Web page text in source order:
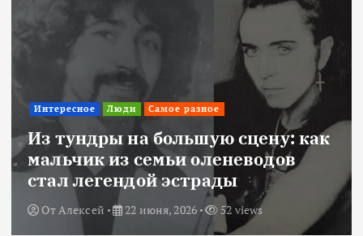
Интересное Люди Самое разное
Из тундры на большую сцену: как
мальчик из семьи оленеводов
стал легендой эстрады
ОтАлексей 22 июня, 2026 52 views